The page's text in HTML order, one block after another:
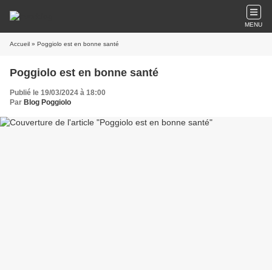
MENU
Accueil » Poggiolo est en bonne santé
Poggiolo est en bonne santé
Publié le 19/03/2024 à 18:00
Par Blog Poggiolo